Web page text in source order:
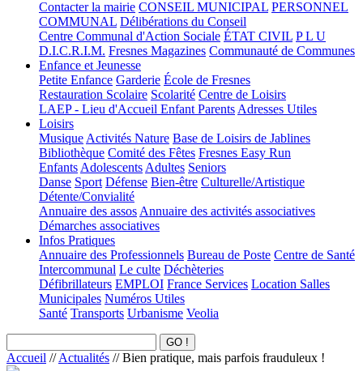
Contacter la mairie CONSEIL MUNICIPAL PERSONNEL
COMMUNAL Délibérations du Conseil
Centre Communal d'Action Sociale ÉTAT CIVIL P L U
D.I.C.R.I.M. Fresnes Magazines Communauté de Communes
Enfance et Jeunesse
Petite Enfance Garderie École de Fresnes
Restauration Scolaire Scolarité Centre de Loisirs
LAEP - Lieu d'Accueil Enfant ParentsAdresses Utiles
Loisirs
MusiqueActivités Nature Base de Loisirs de Jablines
Bibliothèque Comité des Fêtes Fresnes Easy Run
EnfantsAdolescentsAdultes Seniors
Danse Sport Défense Bien-être Culturelle/Artistique
Détente/Convialité
Annuaire des assosAnnuaire des activités associatives
Démarches associatives
Infos Pratiques
Annuaire des Professionnels Bureau de Poste Centre de Santé
Intercommunal Le culte Déchèteries
Défibrillateurs EMPLOI France Services Location Salles
Municipales Numéros Utiles
Santé Transports Urbanisme Veolia
Accueil //Actualités // Bien pratique, mais parfois frauduleux !